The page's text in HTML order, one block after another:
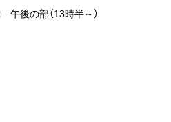
午後の部（13時半～）